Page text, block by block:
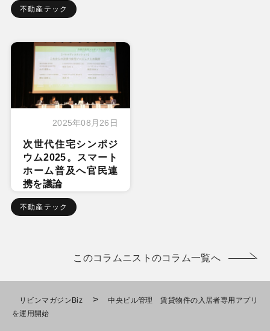
不動産テック
2025年08月26日
次世代住宅シンポジ
ウム2025。スマート
ホーム普及へ官民連
携を議論
不動産テック
このコラムニストのコラム一覧へ
リビンマガジンBiz >
中央ビル管理 賃貸物件の入居者専用アプリ
を運用開始